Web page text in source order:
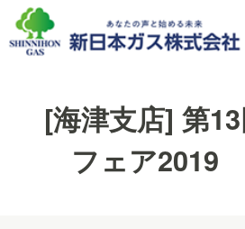
[海津支店] 第
フェア2019